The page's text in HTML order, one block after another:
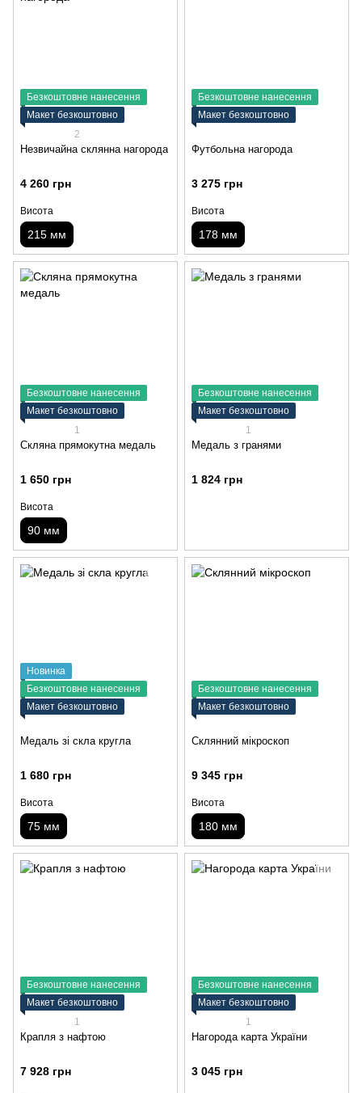
Безкоштовне нанесення
Макет безкоштовно
2
Незвичайна склянна нагорода
4 260 грн
Висота
215 мм
Безкоштовне нанесення
Макет безкоштовно
Футбольна нагорода
3 275 грн
Висота
178 мм
Безкоштовне нанесення
Макет безкоштовно
1
Скляна прямокутна медаль
1 650 грн
Висота
90 мм
Безкоштовне нанесення
Макет безкоштовно
1
Медаль з гранями
1 824 грн
Новинка
Безкоштовне нанесення
Макет безкоштовно
Медаль зі скла кругла
1 680 грн
Висота
75 мм
Безкоштовне нанесення
Макет безкоштовно
Склянний мікроскоп
9 345 грн
Висота
180 мм
Безкоштовне нанесення
Макет безкоштовно
1
Крапля з нафтою
7 928 грн
Безкоштовне нанесення
Макет безкоштовно
1
Нагорода карта України
3 045 грн